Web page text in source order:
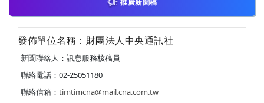
發佈單位名稱：財團法人中央通訊社
新聞聯絡人：訊息服務核稿員
聯絡電話：02-25051180
聯絡信箱： timtimcna@mail.cna.com.tw